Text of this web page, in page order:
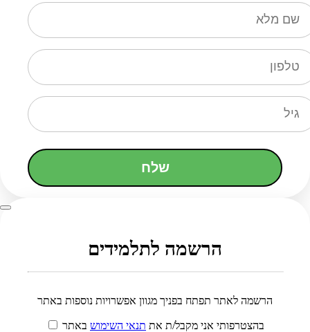
שלח
הרשמה לתלמידים
הרשמה לאתר תפתח בפניך מגוון אפשרויות נוספות באתר
בהצטרפותי אני מקבל/ת את תנאי השימוש באתר